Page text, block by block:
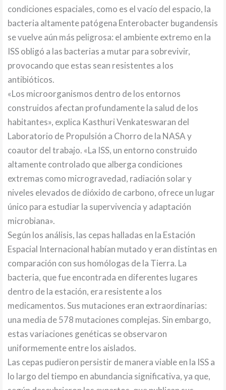
condiciones espaciales, como es el vacío del espacio, la
bacteria altamente patógena Enterobacter bugandensis
se vuelve aún más peligrosa: el ambiente extremo en la
ISS obligó a las bacterias a mutar para sobrevivir,
provocando que estas sean resistentes a los
antibióticos.
«Los microorganismos dentro de los entornos
construidos afectan profundamente la salud de los
habitantes», explica Kasthuri Venkateswaran del
Laboratorio de Propulsión a Chorro de la NASA y
coautor del trabajo. «La ISS, un entorno construido
altamente controlado que alberga condiciones
extremas como microgravedad, radiación solar y
niveles elevados de dióxido de carbono, ofrece un lugar
único para estudiar la supervivencia y adaptación
microbiana».
Según los análisis, las cepas halladas en la Estación
Espacial Internacional habían mutado y eran distintas en
comparación con sus homólogas de la Tierra. La
bacteria, que fue encontrada en diferentes lugares
dentro de la estación, era resistente a los
medicamentos. Sus mutaciones eran extraordinarias:
una media de 578 mutaciones complejas. Sin embargo,
estas variaciones genéticas se observaron
uniformemente entre los aislados.
Las cepas pudieron persistir de manera viable en la ISS a
lo largo del tiempo en abundancia significativa, ya que,